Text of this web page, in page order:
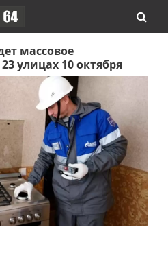
массовое
улицах 10 октября